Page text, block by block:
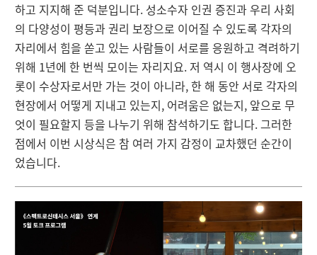
하고 지지해 준 덕분입니다. 성소수자 인권 증진과 우리 사회
의 다양성이 평등과 권리 보장으로 이어질 수 있도록 각자의
자리에서 힘을 쏟고 있는 사람들이 서로를 응원하고 격려하기
위해 1년에 한 번씩 모이는 자리지요. 저 역시 이 행사장에 오
롯이 수상자로서만 가는 것이 아니라, 한 해 동안 서로 각자의
현장에서 어떻게 지내고 있는지, 어려움은 없는지, 앞으로 무
엇이 필요할지 등을 나누기 위해 참석하기도 합니다. 그러한
점에서 이번 시상식은 참 여러 가지 감정이 교차했던 순간이
었습니다.